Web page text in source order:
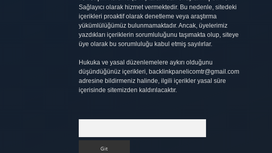
Sağlayıcı olarak hizmet vermektedir. Bu nedenle, sitedeki
içerikleri proaktif olarak denetleme veya araştırma
yükümlülüğümüz bulunmamaktadır. Ancak, üyelerimiz
yazdıkları içeriklerin sorumluluğunu taşımakta olup, siteye
üye olarak bu sorumluluğu kabul etmiş sayılırlar.
Hukuka ve yasal düzenlemelere aykırı olduğunu
düşündüğünüz içerikleri, backlinkpanelicomtr@gmail.com
adresine bildirmeniz halinde, ilgili içerikler yasal süre
içerisinde sitemizden kaldırılacaktır.